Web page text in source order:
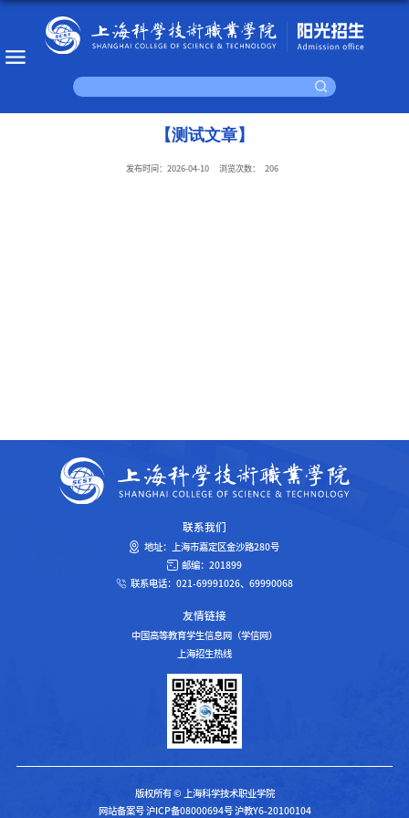
【测试文章】
发布时间：2026-04-10 浏览次数： 206
联系我们
地址：上海市嘉定区金沙路280号
邮编：201899
联系电话：021-69991026、69990068
友情链接
中国高等教育学生信息网（学信网）
上海招生热线
版权所有 © 上海科学技术职业学院
网站备案号 沪ICP备08000694号 沪教Y6-20100104